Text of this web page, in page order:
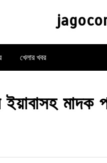
খেলার খবর
মাদক